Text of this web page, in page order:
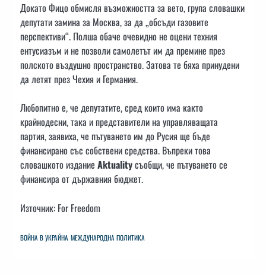
Докато Фицо обмисля възможността за вето, група словашки
депутати замина за Москва, за да „обсъди газовите
перспективи“. Полша обаче очевидно не оцени техния
ентусиазъм и не позволи самолетът им да премине през
полското въздушно пространство. Затова те бяха принудени
да летят през Чехия и Германия.
Любопитно е, че депутатите, сред които има както
крайнодесни, така и представители на управляващата
партия, заявиха, че пътуването им до Русия ще бъде
финансирано със собствени средства. Въпреки това
словашкото издание Aktualityсъобщи, че пътуването се
финансира от държавния бюджет.
Източник: For Freedom
ВОЙНА В УКРАЙНА МЕЖДУНАРОДНА ПОЛИТИКА